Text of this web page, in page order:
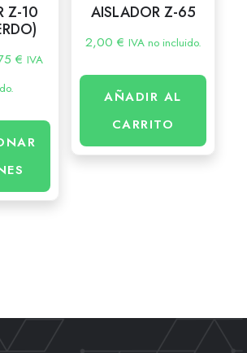
Z-10
€ IVA
AISLADOR Z-65
2,00 € IVA no incluido.
AÑADIR AL
CARRITO